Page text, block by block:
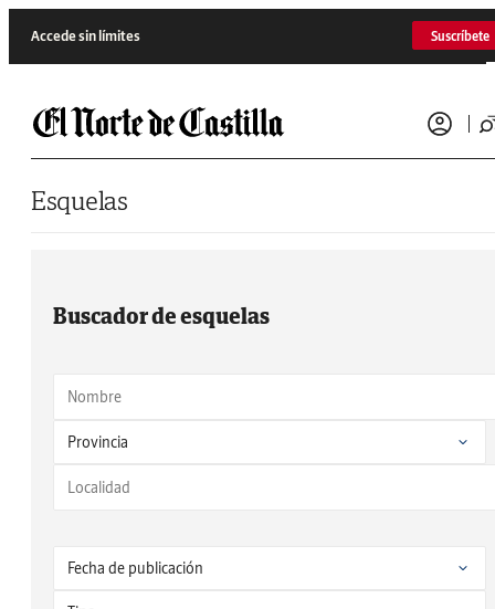
Accede sin límites Suscríbete
Esquelas
Buscador de esquelas